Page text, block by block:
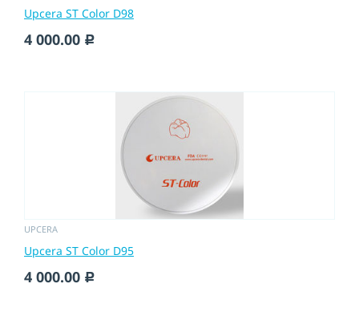
Upcera ST Color D98
4 000.00 c
UPCERA
Upcera ST Color D95
4 000.00 c